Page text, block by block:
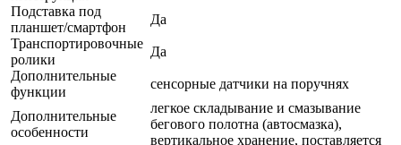
Подставка под
планшет/смартфон
Да
Транспортировочные
ролики
Да
Дополнительные
функции
сенсорные датчики на поручнях
Дополнительные
особенности
легкое складывание и смазывание
бегового полотна (автосмазка),
вертикальное хранение, поставляется